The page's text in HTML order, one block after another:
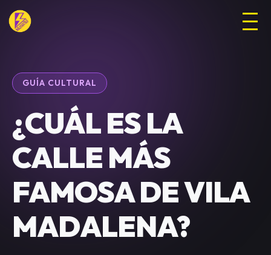
GUÍA CULTURAL
¿CUÁL ES LA
CALLE MÁS
FAMOSA DE VILA
MADALENA?